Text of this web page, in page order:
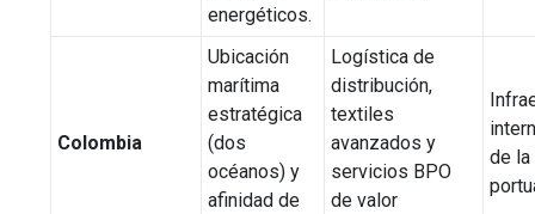
energéticos.
Colombia
Ubicación
marítima
estratégica
(dos
océanos) y
afinidad de
Logística de
distribución,
textiles
avanzados y
servicios BPO
de valor
de